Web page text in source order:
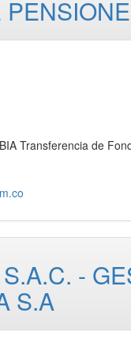
Transferencia de
-
S.A